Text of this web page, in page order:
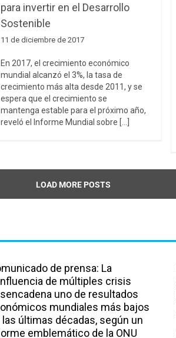
para invertir en el Desarrollo
Sostenible
11 de diciembre de 2017
En 2017, el crecimiento económico
mundial alcanzó el 3%, la tasa de
crecimiento más alta desde 2011, y se
espera que el crecimiento se
mantenga estable para el próximo año,
reveló el Informe Mundial sobre [...]
LOAD MORE POSTS
de prensa: La
de múltiples crisis
uno de resultados
mundiales más bajos
las últimas décadas, según un
emblemático de la ONU